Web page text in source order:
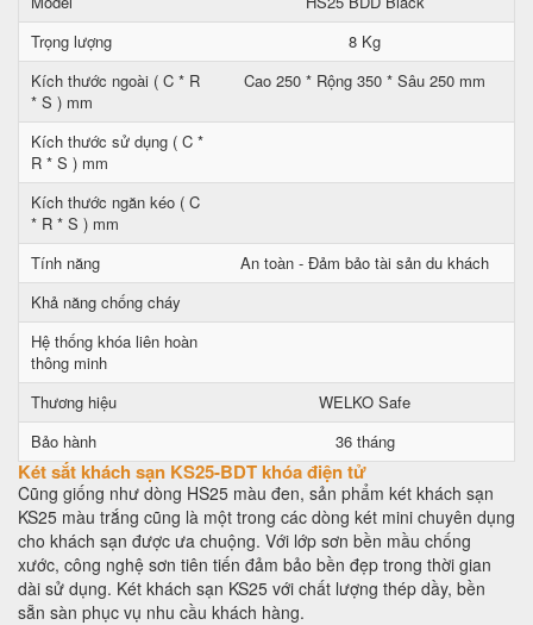
Trọng lượng
8 Kg
Kích thước ngoài ( C * R
* S ) mm
Cao 250 * Rộng 350 * Sâu 250 mm
Kích thước sử dụng ( C *
R * S ) mm
Kích thước ngăn kéo ( C
* R * S ) mm
Tính năng
An toàn - Đảm bảo tài sản du khách
Khả năng chống cháy
Hệ thống khóa liên hoàn
thông minh
Thương hiệu
WELKO Safe
Bảo hành
36 tháng
Két sắt khách sạn KS25-BDT khóa điện tử
Cũng giống như dòng HS25 màu đen, sản phẩm két khách sạn
KS25 màu trắng cũng là một trong các dòng két mini chuyên dụng
cho khách sạn được ưa chuộng. Với lớp sơn bền mầu chống
xước, công nghệ sơn tiên tiến đảm bảo bền đẹp trong thời gian
dài sử dụng. Két khách sạn KS25 với chất lượng thép dầy, bền
sẵn sàn phục vụ nhu cầu khách hàng.